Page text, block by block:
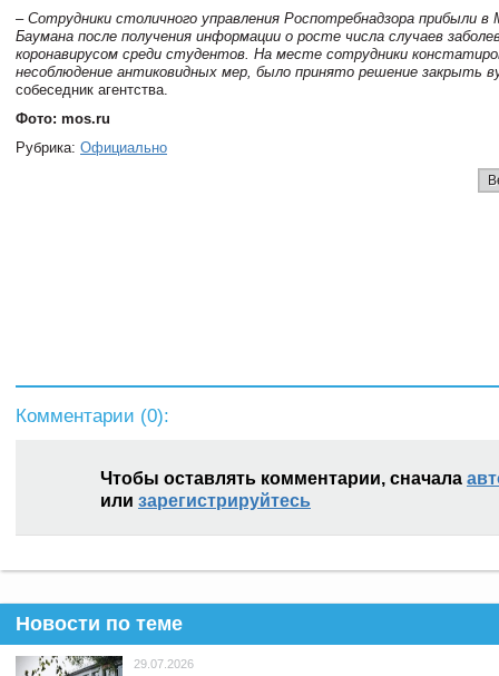
– Сотрудники столичного управления Роспотребнадзора прибыли в
Баумана после получения информации о росте числа случаев
коронавирусом среди студентов. На месте сотрудники
несоблюдение антиковидных мер, было принято решение закрыть
собеседник агентства.
Фото: mos.ru
Рубрика: Официально
Комментарии (0):
Чтобы оставлять комментарии, сначала
или зарегистрируйтесь
Новости по теме
29.07.2026